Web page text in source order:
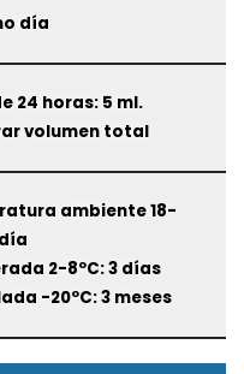
día
24 horas: 5 ml.
volumen total
ambiente 18-
2-8ºC: 3 días
-20ºC: 3 meses